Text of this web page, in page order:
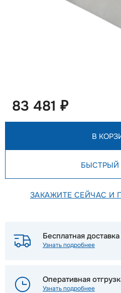
83 481 ₽
В
БЫСТРЫЙ
ЗАКАЖИТЕ СЕЙЧАС И
Бесплатная доставка
Узнать подробнее
Оперативная
Узнать подробнее